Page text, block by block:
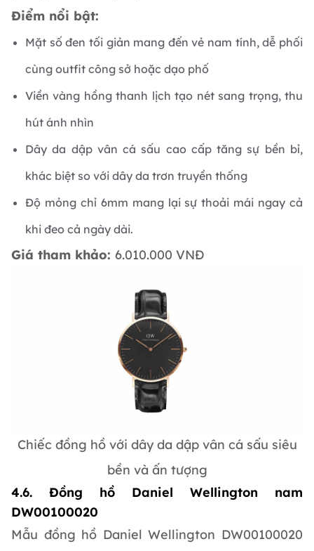
Điểm nổi bật:
Mặt số đen tối giản mang đến vẻ nam tính, dễ phối
cùng outfit công sở hoặc dạo phố
Viền vàng hồng thanh lịch tạo nét sang trọng, thu
hút ánh nhìn
Dây da dập vân cá sấu cao cấp tăng sự bền bỉ,
khác biệt so với dây da trơn truyền thống
Độ mỏng chỉ 6mm mang lại sự thoải mái ngay cả
khi đeo cả ngày dài.
Giá tham khảo: 6.010.000 VNĐ
Chiếc đồng hồ với dây da dập vân cá sấu siêu
bền và ấn tượng
4.6. Đồng hồ Daniel Wellington nam
DW00100020
Mẫu đồng hồ Daniel Wellington DW00100020